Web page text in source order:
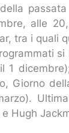
alle
tra i quali
si
1
Giorno
Hugh